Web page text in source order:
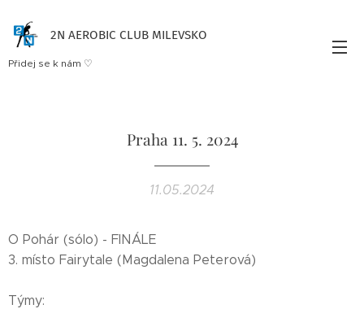
2N AEROBIC CLUB MILEVSKO
Přidej se k nám ♡
Praha 11. 5. 2024
11.05.2024
O Pohár (sólo) - FINÁLE
3. místo Fairytale (Magdalena Peterová)
Týmy: